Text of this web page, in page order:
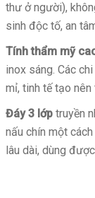
thư ở người),
sinh độc tố, an
Tính thẩm mỹ
inox sáng. Các
mỉ, tinh tế tạo nên
Đáy 3 lớp truyền
nấu chín một
lâu dài, dùng